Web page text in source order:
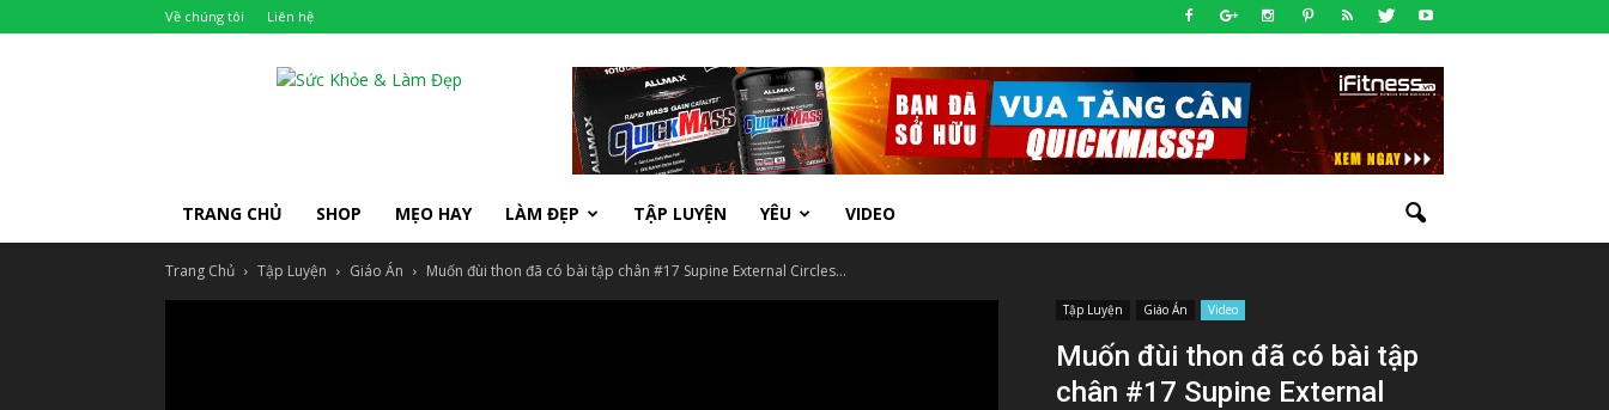
Về chúng tôi Liên hệ
TRANG CHỦ SHOP MẸO HAY LÀM ĐẸP TẬP LUYỆN YÊU VIDEO
Trang Chủ Tập Luyện Giáo Án Muốn đùi thon đã có bài tập chân #17 Supine External Circles...
Tập Luyện Giáo Án Video
Muốn đùi thon đã có bài tập
chân #17 Supine External